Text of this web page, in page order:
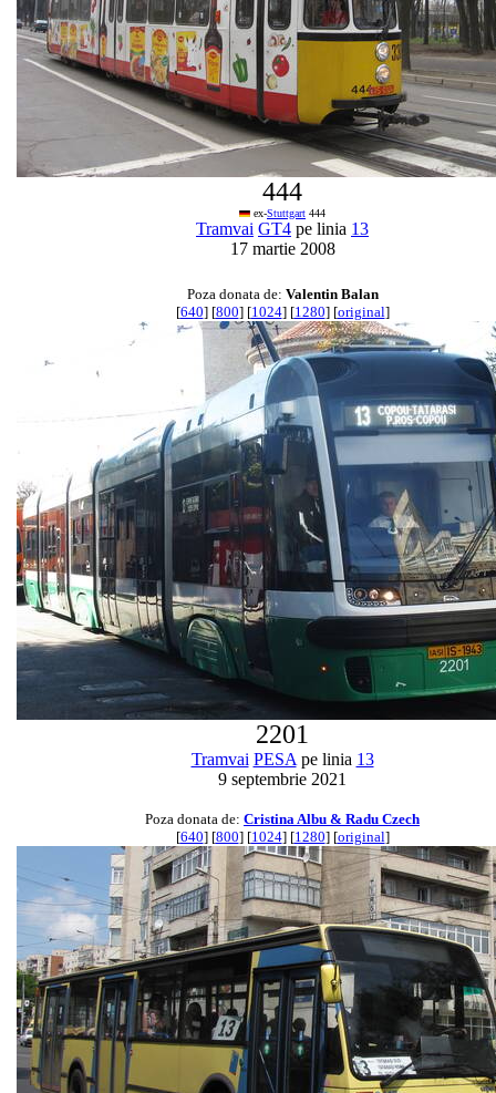
444
ex-Stuttgart 444
Tramvai GT4 pe linia 13
17 martie 2008
Poza donata de: Valentin Balan
[640] [800] [1024] [1280] [original]
2201
Tramvai PESA pe linia 13
9 septembrie 2021
Poza donata de: Cristina Albu & Radu Czech
[640] [800] [1024] [1280] [original]